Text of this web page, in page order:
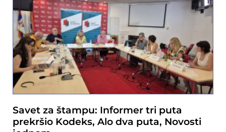
Savet za štampu: Informer tri puta
prekršio Kodeks, Alo dva puta, Novosti